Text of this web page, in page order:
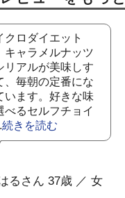
クロダイエット
キャラメルナッツ
リアルが美味しす
、毎朝の定番にな
います。好きな味
べるセルフチョイ
続きを読む
るさん 37歳 ／ 女